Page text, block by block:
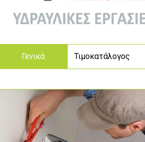
Γενικά Τιμοκατάλογος